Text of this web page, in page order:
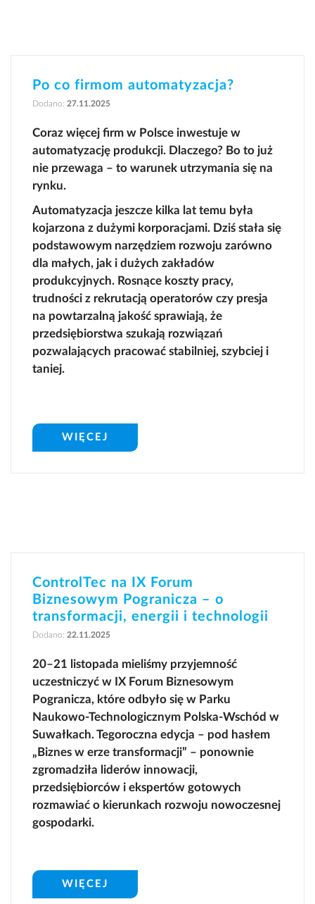
Po co firmom automatyzacja?
Dodano: 27.11.2025
Coraz więcej firm w Polsce inwestuje w
automatyzację produkcji. Dlaczego? Bo to już
nie przewaga – to warunek utrzymania się na
rynku.
Automatyzacja jeszcze kilka lat temu była
kojarzona z dużymi korporacjami. Dziś stała się
podstawowym narzędziem rozwoju zarówno
dla małych, jak i dużych zakładów
produkcyjnych. Rosnące koszty pracy,
trudności z rekrutacją operatorów czy presja
na powtarzalną jakość sprawiają, że
przedsiębiorstwa szukają rozwiązań
pozwalających pracować stabilniej, szybciej i
taniej.
WIĘCEJ
ControlTec na IX Forum
Biznesowym Pogranicza – o
transformacji, energii i technologii
Dodano: 22.11.2025
20–21 listopada mieliśmy przyjemność
uczestniczyć w IX Forum Biznesowym
Pogranicza, które odbyło się w Parku
Naukowo-Technologicznym Polska-Wschód w
Suwałkach. Tegoroczna edycja – pod hasłem
„Biznes w erze transformacji” – ponownie
zgromadziła liderów innowacji,
przedsiębiorców i ekspertów gotowych
rozmawiać o kierunkach rozwoju nowoczesnej
gospodarki.
WIĘCEJ
Oferta CNC
O nas Pracuj z nami Zgłoszenie serwisowe
Kontakt